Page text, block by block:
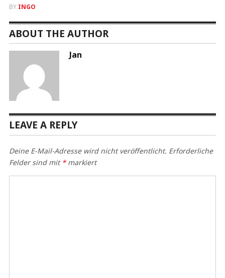
BY INGO
ABOUT THE AUTHOR
Jan
LEAVE A REPLY
Deine E-Mail-Adresse wird nicht veröffentlicht. Erforderliche
Felder sind mit *markiert